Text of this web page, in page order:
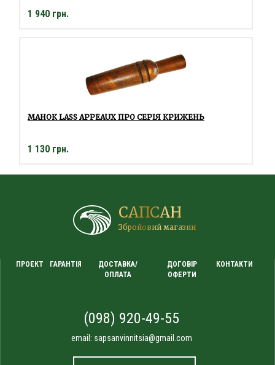
1 940 грн.
МАНОК LASS APPEAUX ПРО СЕРІЯ КРИЖЕНЬ
1 130 грн.
САПСАН
Збройовий магазин
ПРОЕКТ ГАРАНТІЯ
ДОСТАВКА/
ОПЛАТА
ДОГОВІР
ОФЕРТИ
КОНТАКТИ
(098) 920-49-55
email: sapsanvinnitsia@gmail.com